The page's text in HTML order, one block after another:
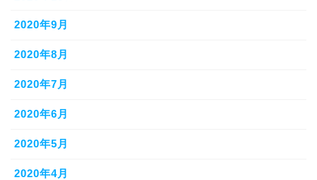
2020年9月
2020年8月
2020年7月
2020年6月
2020年5月
2020年4月